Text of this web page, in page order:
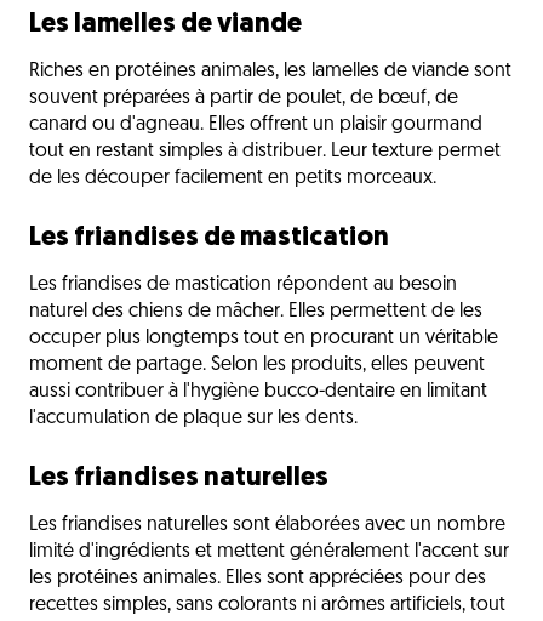
Les lamelles de viande
Riches en protéines animales, les lamelles de viande sont
souvent préparées à partir de poulet, de bœuf, de
canard ou d'agneau. Elles offrent un plaisir gourmand
tout en restant simples à distribuer. Leur texture permet
de les découper facilement en petits morceaux.
Les friandises de mastication
Les friandises de mastication répondent au besoin
naturel des chiens de mâcher. Elles permettent de les
occuper plus longtemps tout en procurant un véritable
moment de partage. Selon les produits, elles peuvent
aussi contribuer à l'hygiène bucco-dentaire en limitant
l'accumulation de plaque sur les dents.
Les friandises naturelles
Les friandises naturelles sont élaborées avec un nombre
limité d'ingrédients et mettent généralement l'accent sur
les protéines animales. Elles sont appréciées pour des
recettes simples, sans colorants ni arômes artificiels, tout